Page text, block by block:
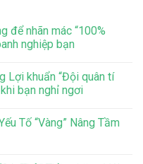
để nhãn mác “100%
nghiệp bạn
Lợi khuẩn “Đội quân tí
bạn nghỉ ngơi
Tố “Vàng” Nâng Tầm